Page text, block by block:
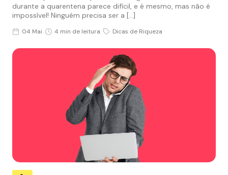
durante a quarentena parece difícil, e é mesmo, mas não é
impossível! Ninguém precisa ser a […]
04 Mai 4 min de leitura Dicas de Riqueza